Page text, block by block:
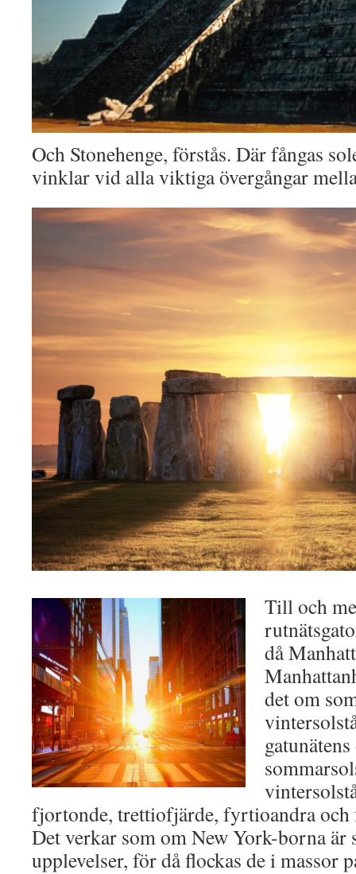
Och Stonehenge, förstås. Där fångas
vinklar vid alla viktiga övergångar
Till och
då
det om
fjortonde, trettiofjärde, fyrtioandra och
Det verkar som om New York-borna är
upplevelser, för då flockas de i massor